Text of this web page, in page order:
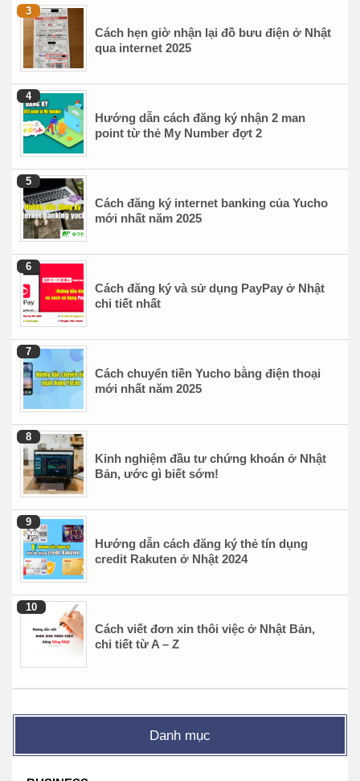
Cách hẹn giờ nhận lại đồ bưu điện ở Nhật
qua internet 2025
Hướng dẫn cách đăng ký nhận 2 man
point từ thẻ My Number đợt 2
Cách đăng ký internet banking của Yucho
mới nhất năm 2025
Cách đăng ký và sử dụng PayPay ở Nhật
chi tiết nhất
Cách chuyển tiền Yucho bằng điện thoại
mới nhất năm 2025
Kinh nghiệm đầu tư chứng khoán ở Nhật
Bản, ước gì biết sớm!
Hướng dẫn cách đăng ký thẻ tín dụng
credit Rakuten ở Nhật 2024
Cách viết đơn xin thôi việc ở Nhật Bản,
chi tiết từ A – Z
Danh mục